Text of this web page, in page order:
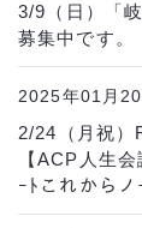
3/9（日）「
募集中です。
2025年01月20
2/24（月祝）
【ACP人生
ｰﾄこれからノ